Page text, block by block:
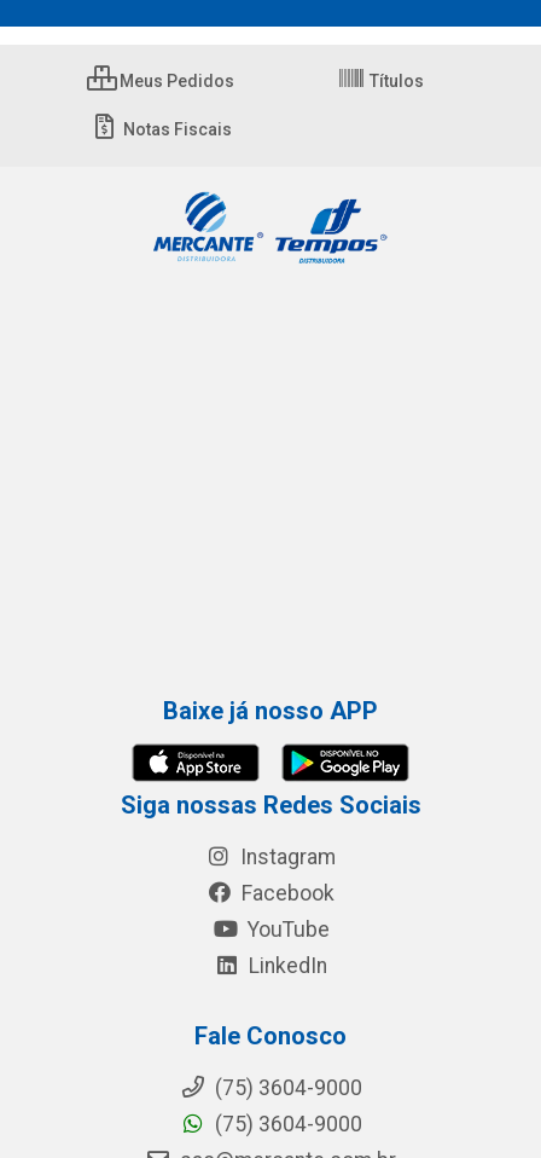
Meus Pedidos Títulos
Notas Fiscais
Baixe já nosso APP
Siga nossas Redes Sociais
Instagram
Facebook
YouTube
LinkedIn
Fale Conosco
(75) 3604-9000
(75) 3604-9000